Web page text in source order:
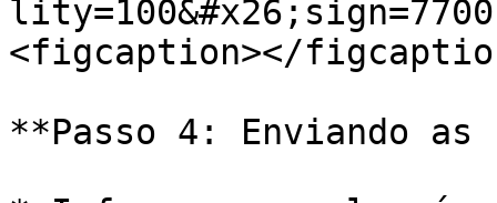
<figcaption></
**Passo 4: Enviando as